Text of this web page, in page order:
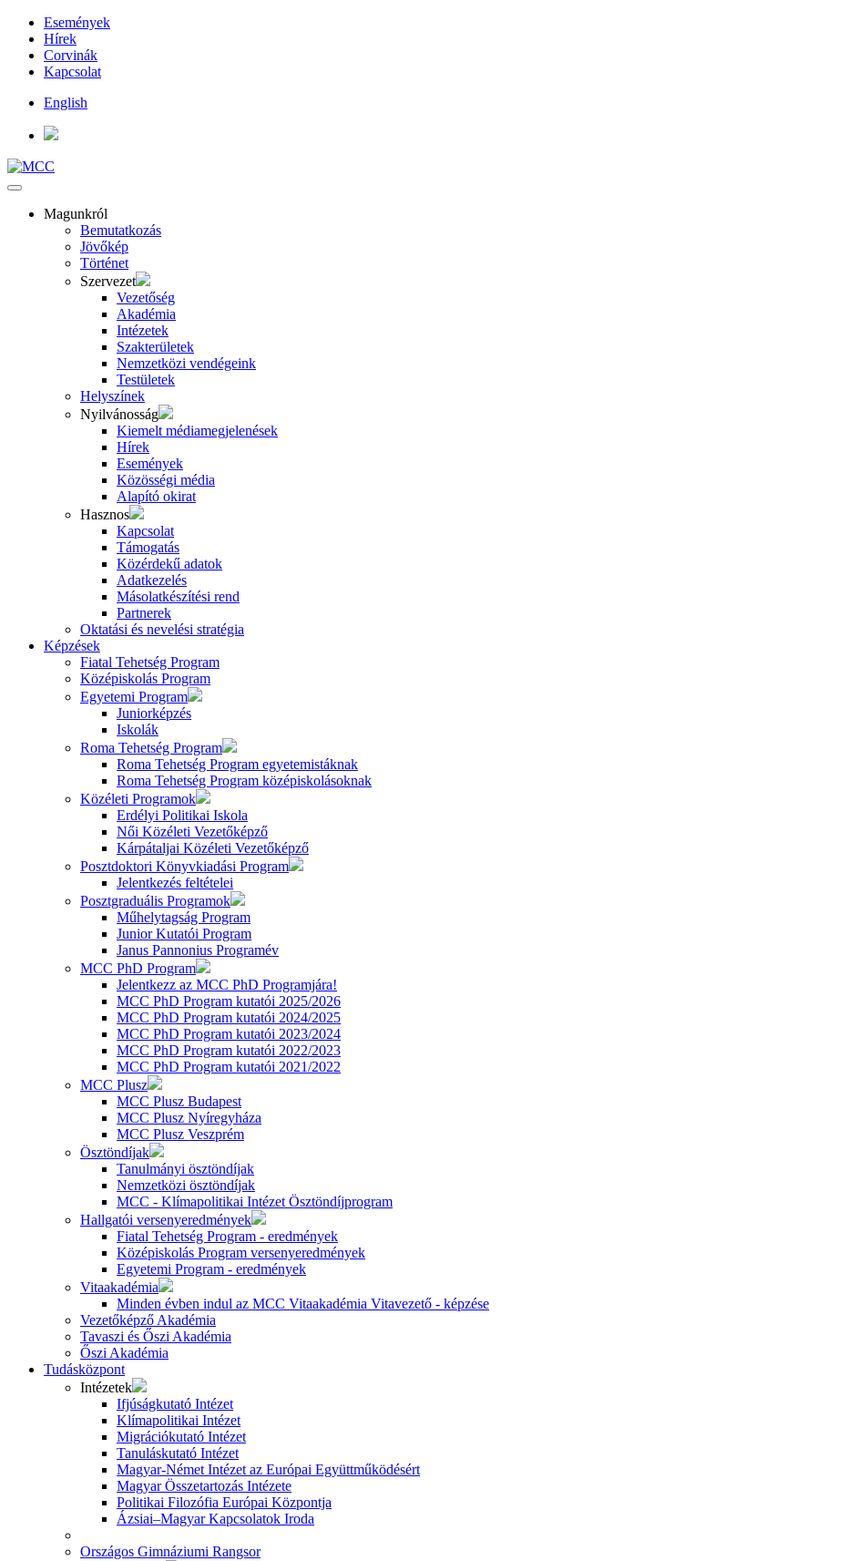
Események
Hírek
Corvinák
Kapcsolat
English
Magunkról
Bemutatkozás
Jövőkép
Történet
Szervezet
Vezetőség
Akadémia
Intézetek
Szakterületek
Nemzetközi vendégeink
Testületek
Helyszínek
Nyilvánosság
Kiemelt médiamegjelenések
Hírek
Események
Közösségi média
Alapító okirat
Hasznos
Kapcsolat
Támogatás
Közérdekű adatok
Adatkezelés
Másolatkészítési rend
Partnerek
Oktatási és nevelési stratégia
Képzések
Fiatal Tehetség Program
Középiskolás Program
Egyetemi Program
Juniorképzés
Iskolák
Roma Tehetség Program
Roma Tehetség Program egyetemistáknak
Roma Tehetség Program középiskolásoknak
Közéleti Programok
Erdélyi Politikai Iskola
Női Közéleti Vezetőképző
Kárpátaljai Közéleti Vezetőképző
Posztdoktori Könyvkiadási Program
Jelentkezés feltételei
Posztgraduális Programok
Műhelytagság Program
Junior Kutatói Program
Janus Pannonius Programév
MCC PhD Program
Jelentkezz az MCC PhD Programjára!
MCC PhD Program kutatói 2025/2026
MCC PhD Program kutatói 2024/2025
MCC PhD Program kutatói 2023/2024
MCC PhD Program kutatói 2022/2023
MCC PhD Program kutatói 2021/2022
MCC Plusz
MCC Plusz Budapest
MCC Plusz Nyíregyháza
MCC Plusz Veszprém
Ösztöndíjak
Tanulmányi ösztöndíjak
Nemzetközi ösztöndíjak
MCC - Klímapolitikai Intézet Ösztöndíjprogram
Hallgatói versenyeredmények
Fiatal Tehetség Program - eredmények
Középiskolás Program versenyeredmények
Egyetemi Program - eredmények
Vitaakadémia
Minden évben indul az MCC Vitaakadémia Vitavezető - képzése
Vezetőképző Akadémia
Tavaszi és Őszi Akadémia
Őszi Akadémia
Tudásközpont
Intézetek
Ifjúságkutató Intézet
Klímapolitikai Intézet
Migrációkutató Intézet
Tanuláskutató Intézet
Magyar-Német Intézet az Európai Együttműködésért
Magyar Összetartozás Intézete
Politikai Filozófia Európai Központja
Ázsiai–Magyar Kapcsolatok Iroda
Országos Gimnáziumi Rangsor